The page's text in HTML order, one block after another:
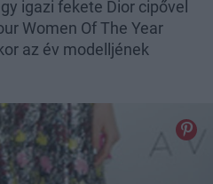
igazi fekete Dior cipővel
Women Of The Year
az év modelljének